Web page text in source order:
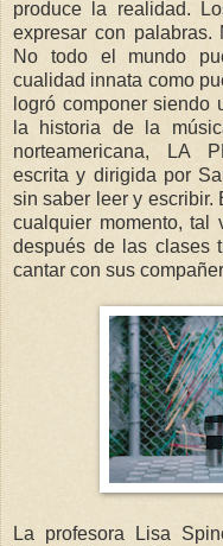
produce la realidad.
expresar con
No todo el mundo
cualidad innata como
logró componer siendo
la historia de la
norteamericana, LA
escrita y dirigida por
sin saber leer y escribir.
cualquier momento, tal
después de las clases
cantar con sus
La profesora Lisa